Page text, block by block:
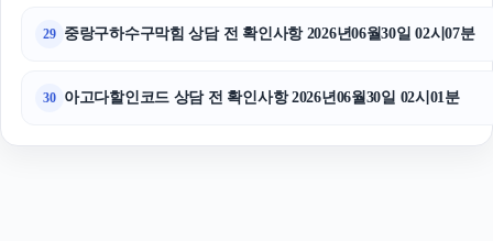
29 중랑구하수구막힘 상담 전 확인사항 2026년06월30일 02시07분
30 아고다할인코드 상담 전 확인사항 2026년06월30일 02시01분